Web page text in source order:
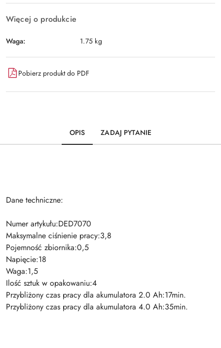
Więcej o produkcie
Waga: 1.75 kg
Pobierz produkt do PDF
OPIS ZADAJ PYTANIE
Dane techniczne:
Numer artykułu:DED7070
Maksymalne ciśnienie pracy:3,8
Pojemność zbiornika:0,5
Napięcie:18
Waga:1,5
Ilość sztuk w opakowaniu:4
Przybliżony czas pracy dla akumulatora 2.0 Ah:17min.
Przybliżony czas pracy dla akumulatora 4.0 Ah:35min.